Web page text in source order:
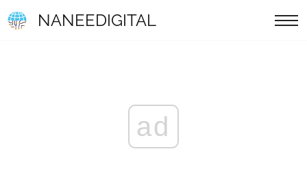
NANEEDIGITAL
ad